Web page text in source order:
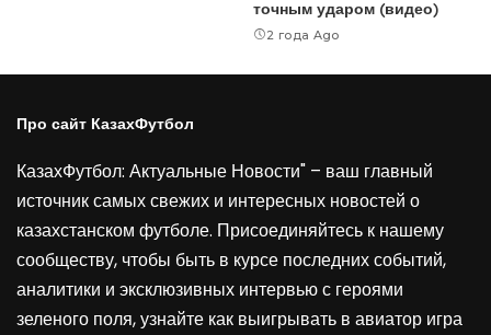
точным ударом (видео)
2 года Ago
Про сайт КазахФутбол
КазахФутбол: Актуальные Новости" – ваш главный
источник самых свежих и интересных новостей о
казахстанском футболе. Присоединяйтесь к нашему
сообществу, чтобы быть в курсе последних событий,
аналитики и эксклюзивных интервью с героями
зеленого поля, узнайте как выигрывать в авиатор игра